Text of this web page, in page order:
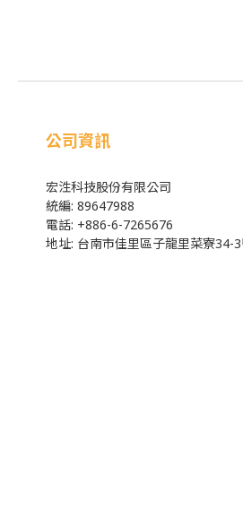
公司資訊
宏泩科技股份有限公司
統編: 89647988
電話: +886-6-7265676
地址: 台南市佳里區子龍里菜寮34-